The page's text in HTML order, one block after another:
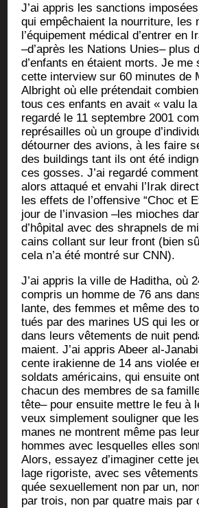
J’ai appris les sanc­tions
qui empê­chaient la nour­ri­ture, les
l’équipement médi­cal d’entrer en
–d’après les Nations Unies– plus
d’enfants en étaient morts. Je me
cette inter­view sur 60 minutes de
Albright où elle pré­ten­dait
tous ces enfants en avait « valu la
regar­dé le 11 sep­tembre 2001
repré­sailles où un groupe
détour­ner des avions, à les faire
des buil­dings tant ils ont été
ces gosses. J’ai regar­dé
alors atta­qué et enva­hi l’Irak
les effets de l’offensive “Choc et
jour de l’invasion –les mioches
d’hôpital avec des shrap­nels de
cains col­lant sur leur front (bien
cela n’a été mon­tré sur CNN).
J’ai appris la ville de Hadi­tha, où
com­pris un homme de 76 ans
lante, des femmes et même des
tués par des marines US qui les
dans leurs vête­ments de nuit
maient. J’ai appris Abeer al-
cente ira­kienne de 14 ans vio­lée
sol­dats amé­ri­cains, qui ensuite
cha­cun des membres de sa
tête– pour ensuite mettre le feu à
veux sim­ple­ment sou­li­gner que
manes ne montrent même pas
hommes avec les­quelles elles
Alors, essayez d’imaginer cette
lage rigo­riste, avec ses
quée sexuel­le­ment non par un,
par trois, non par quatre mais par